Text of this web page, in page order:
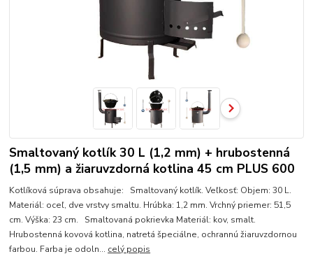
Smaltovaný kotlík 30 L (1,2 mm) + hrubostenná
(1,5 mm) a žiaruvzdorná kotlina 45 cm PLUS 600
Kotlíková súprava obsahuje: Smaltovaný kotlík. Veľkosť: Objem: 30 L.
Materiál: oceľ, dve vrstvy smaltu. Hrúbka: 1,2 mm. Vrchný priemer: 51,5
cm. Výška: 23 cm. Smaltovaná pokrievka Materiál: kov, smalt.
Hrubostenná kovová kotlina, natretá špeciálne, ochrannú žiaruvzdornou
farbou. Farba je odoln... celý popis